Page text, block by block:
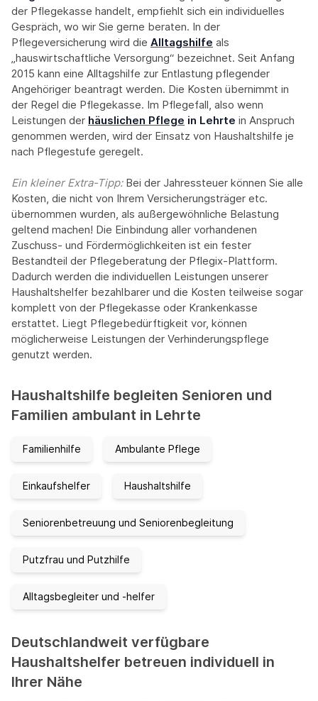
der Pflegekasse handelt, empfiehlt sich ein individuelles
Gespräch, wo wir Sie gerne beraten. In der
Pflegeversicherung wird die Alltagshilfe als
„hauswirtschaftliche Versorgung“ bezeichnet. Seit Anfang
2015 kann eine Alltagshilfe zur Entlastung pflegender
Angehöriger beantragt werden. Die Kosten übernimmt in
der Regel die Pflegekasse. Im Pflegefall, also wenn
Leistungen der häuslichen Pflege in Lehrte in Anspruch
genommen werden, wird der Einsatz von Haushaltshilfe je
nach Pflegestufe geregelt.
Ein kleiner Extra-Tipp:‍ Bei der Jahressteuer können Sie alle
Kosten, die nicht von Ihrem Versicherungsträger etc.
übernommen wurden, als außergewöhnliche Belastung
geltend machen! Die Einbindung aller vorhandenen
Zuschuss- und Fördermöglichkeiten ist ein fester
Bestandteil der Pflegeberatung der Pflegix-Plattform.
Dadurch werden die individuellen Leistungen unserer
Haushaltshelfer bezahlbarer und die Kosten teilweise sogar
komplett von der Pflegekasse oder Krankenkasse
erstattet. Liegt Pflegebedürftigkeit vor, können
möglicherweise Leistungen der Verhinderungspflege
genutzt werden.
Haushaltshilfe begleiten Senioren und
Familien ambulant in Lehrte
Familienhilfe Ambulante Pflege
Einkaufshelfer Haushaltshilfe
Seniorenbetreuung und Seniorenbegleitung
Putzfrau und Putzhilfe
Alltagsbegleiter und -helfer
Deutschlandweit verfügbare
Haushaltshelfer betreuen individuell in
Ihrer Nähe